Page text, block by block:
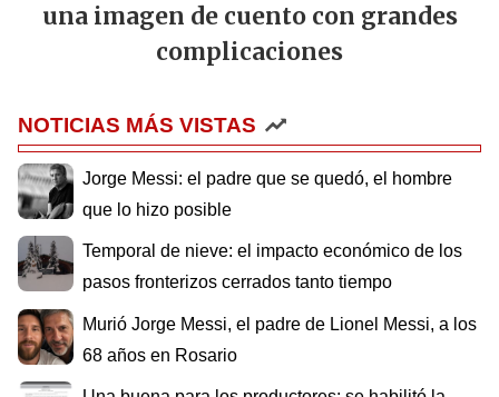
una imagen de cuento con grandes
complicaciones
NOTICIAS MÁS VISTAS
Jorge Messi: el padre que se quedó, el hombre
que lo hizo posible
Temporal de nieve: el impacto económico de los
pasos fronterizos cerrados tanto tiempo
Murió Jorge Messi, el padre de Lionel Messi, a los
68 años en Rosario